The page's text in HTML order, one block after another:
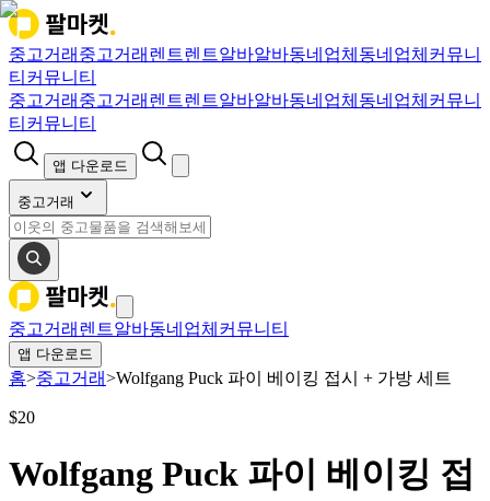
중고거래 중고거래 렌트렌트알바알바동네업체 동네업체 커뮤니
티 커뮤니티
중고거래 중고거래 렌트렌트알바알바동네업체 동네업체 커뮤니
티 커뮤니티
앱 다운로드
중고거래
중고거래 렌트알바동네업체 커뮤니티
앱 다운로드
홈>중고거래>Wolfgang Puck 파이 베이킹 접시 + 가방 세트
$20
Wolfgang Puck 파이 베이킹 접